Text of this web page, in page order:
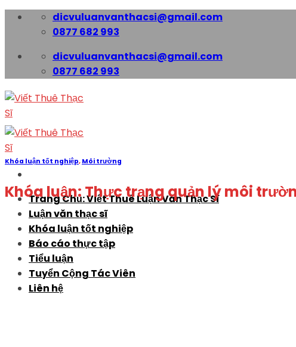
Skip
dicvuluanvanthacsi@gmail.com
0877 682 993
dicvuluanvanthacsi@gmail.com
0877 682 993
Trang Chủ: Viết Thuê Luận Văn Thạc Sĩ
Luận văn thạc sĩ
Khóa luận tốt nghiệp
Báo cáo thực tập
Tiểu luận
Tuyển Cộng Tác Viên
Liên hệ
Khóa luận tốt nghiệp, Môi trường
Khóa luận: Thực trạng quản lý môi